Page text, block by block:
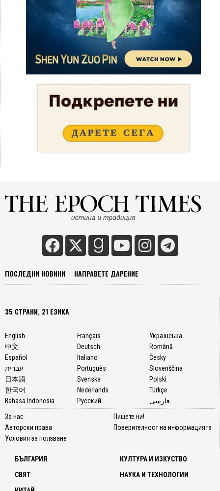
ПОСЛЕДНИ НОВИНИ НАПРАВЕТЕ ДАРЕНИЕ
35 СТРАНИ, 21 ЕЗИКА
English
中文
Español
עברית
日本語
한국어
Bahasa Indonesia
Français
Deutsch
Italiano
Português
Svenska
Nederlands
Русский
Українська
Română
Česky
Slovenščina
Polski
Türkçe
فارسی
За нас
Авторски права
Условия за ползване
Пишете ни!
Поверителност на информацията
БЪЛГАРИЯ
СВЯТ
КУЛТУРА И ИЗКУСТВО
НАУКА И ТЕХНОЛОГИИ